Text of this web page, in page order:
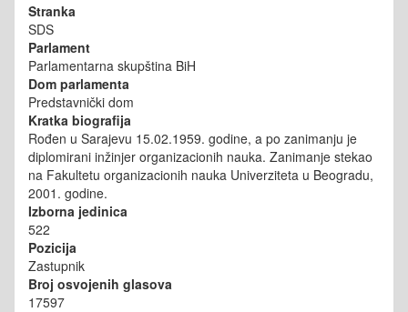
Stranka
SDS
Parlament
Parlamentarna skupština BiH
Dom parlamenta
Predstavnički dom
Kratka biografija
Rođen u Sarajevu 15.02.1959. godine, a po zanimanju je
diplomirani inžinjer organizacionih nauka. Zanimanje stekao
na Fakultetu organizacionih nauka Univerziteta u Beogradu,
2001. godine.
Izborna jedinica
522
Pozicija
Zastupnik
Broj osvojenih glasova
17597